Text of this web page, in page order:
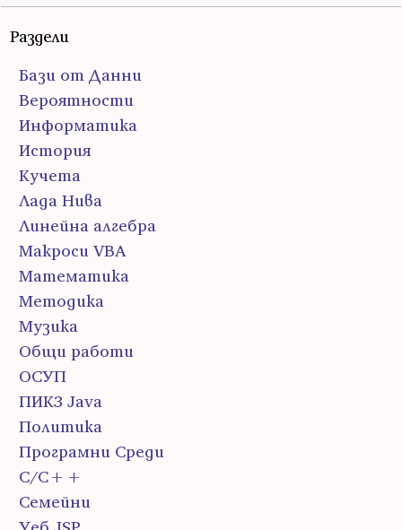
Раздели
Бази от Данни
Вероятности
Информатика
История
Кучета
Лада Нива
Линейна алгебра
Макроси VBA
Математика
Методика
Музика
Общи работи
ОСУП
ПИК3 Java
Политика
Програмни Среди
С/С++
Семейни